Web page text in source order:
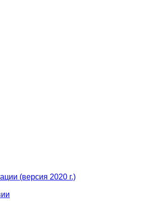
(версия 2020 г.)